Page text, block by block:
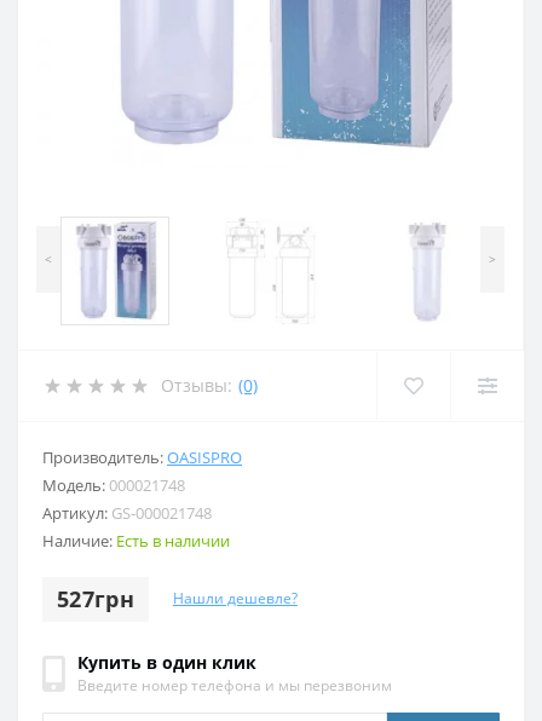
< >
Отзывы: (0)
Производитель:OASISPRO
Модель:000021748
Артикул: GS-000021748
Наличие: Есть в наличии
527грн Нашли дешевле?
Купить в один клик
Введите номер телефона и мы перезвоним